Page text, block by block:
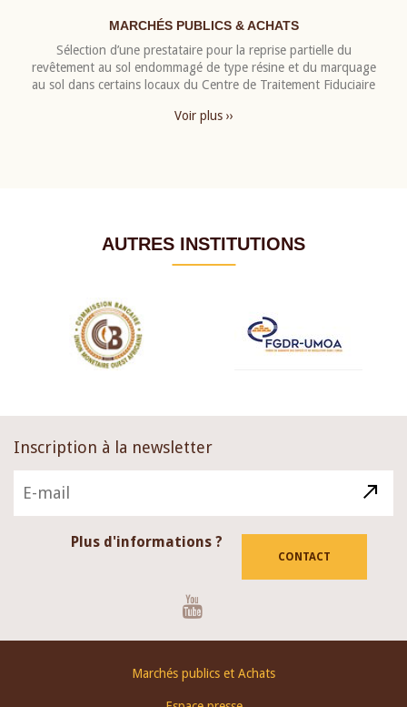
MARCHÉS PUBLICS & ACHATS
Sélection d’une prestataire pour la reprise partielle du
revêtement au sol endommagé de type résine et du marquage
au sol dans certains locaux du Centre de Traitement Fiduciaire
Voir plus ››
AUTRES INSTITUTIONS
Inscription à la newsletter
Plus d'informations ?
CONTACT
Marchés publics et Achats